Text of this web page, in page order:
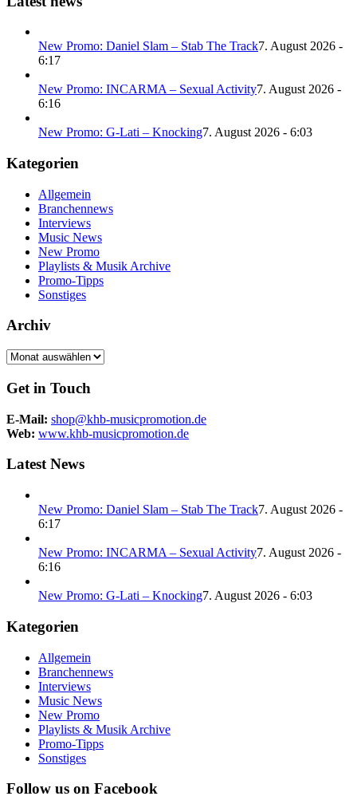
New Promo: Daniel Slam – Stab The Track7. August 2026 -
6:17
New Promo: INCARMA – Sexual Activity7. August 2026 -
6:16
New Promo: G-Lati – Knocking7. August 2026 - 6:03
Kategorien
Allgemein
Branchennews
Interviews
Music News
New Promo
Playlists & Musik Archive
Promo-Tipps
Sonstiges
Archiv
Archiv
Get in Touch
E-Mail: shop@khb-musicpromotion.de
Web: www.khb-musicpromotion.de
Latest News
New Promo: Daniel Slam – Stab The Track7. August 2026 -
6:17
New Promo: INCARMA – Sexual Activity7. August 2026 -
6:16
New Promo: G-Lati – Knocking7. August 2026 - 6:03
Kategorien
Allgemein
Branchennews
Interviews
Music News
New Promo
Playlists & Musik Archive
Promo-Tipps
Sonstiges
Follow us on Facebook